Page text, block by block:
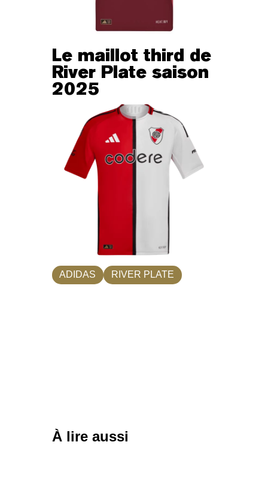
Le maillot third de
River Plate saison
2025
ADIDAS RIVER PLATE
À lire aussi